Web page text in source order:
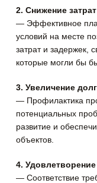
2. Снижение
— Эффективное
условий на месте
затрат и задержек,
которые могли бы
3. Увеличение
— Профилактика
потенциальных
развитие и
объектов.
4.
— Соответствие